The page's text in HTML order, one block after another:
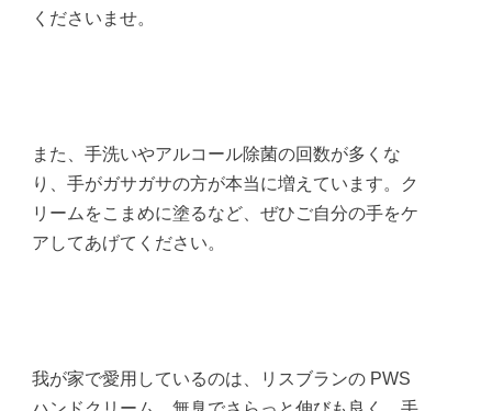
くださいませ。
また、手洗いやアルコール除菌の回数が多くな
り、手がガサガサの方が本当に増えています。ク
リームをこまめに塗るなど、ぜひご自分の手をケ
アしてあげてください。
我が家で愛用しているのは、リスブランの PWS